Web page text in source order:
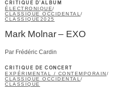
CRITIQUE D'ALBUM
ÉLECTRONIQUE/
CLASSIQUE OCCIDENTAL /
CLASSIQUE 2025
Mark Molnar – EXO
Par Frédéric Cardin
CRITIQUE DE CONCERT
EXPÉRIMENTAL / CONTEMPORAIN/
CLASSIQUE OCCIDENTAL /
CLASSIQUE